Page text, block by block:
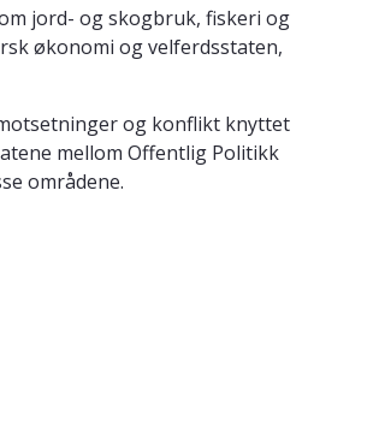
jord- og skogbruk, fiskeri og
økonomi og velferdsstaten,
og konflikt knyttet
mellom Offentlig Politikk
områdene.